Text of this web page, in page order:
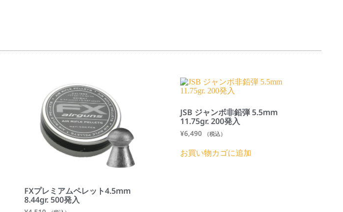
FXプレミアムペレット4.5mm
8.44gr. 500発入
JSB ジャンボ非鉛弾 5.5mm
11.75gr. 200発入
¥6,490 （税込）
お買い物カゴに追加